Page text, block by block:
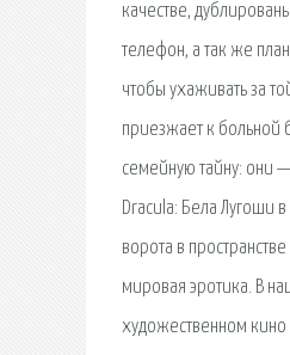
качестве,
телефон, а так же
чтобы ухаживать за
приезжает к больной
семейную тайну: они
Dracula: Бела Лугоши
ворота в
мировая эротика. В
художественном